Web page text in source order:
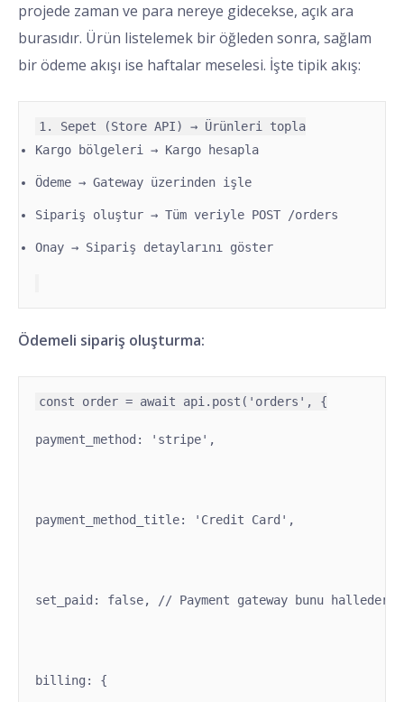
projede zaman ve para nereye gidecekse, açık ara
burasıdır. Ürün listelemek bir öğleden sonra, sağlam
bir ödeme akışı ise haftalar meselesi. İşte tipik akış:
Kargo bölgeleri → Kargo hesapla
Ödeme → Gateway üzerinden işle
Sipariş oluştur → Tüm veriyle POST /orders
Onay → Sipariş detaylarını göster
Ödemeli sipariş oluşturma:
payment_method: 'stripe',
payment_method_title: 'Credit Card',
set_paid: false, // Payment gateway bunu halleder
billing: {